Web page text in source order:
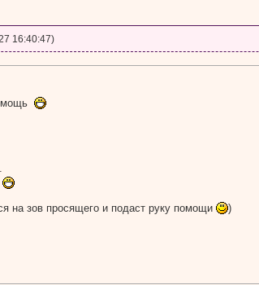
16:40:47)
на зов просящего и подаст руку помощи )